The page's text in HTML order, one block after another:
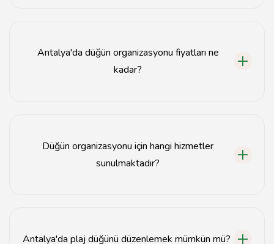
Antalya'da düğün organizasyonu fiyatları ne
kadar?
Düğün organizasyonu için hangi hizmetler
sunulmaktadır?
Antalya'da plaj düğünü düzenlemek mümkün mü?